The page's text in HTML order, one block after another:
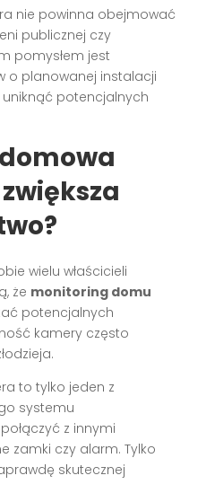
nie powinna obejmować
publicznej czy
pomysłem jest
o planowanej instalacji
potencjalnych
wielu właścicieli
że monitoring domu
potencjalnych
kamery często
to tylko jeden z
systemu
z innymi
zamki czy alarm. Tylko
skutecznej